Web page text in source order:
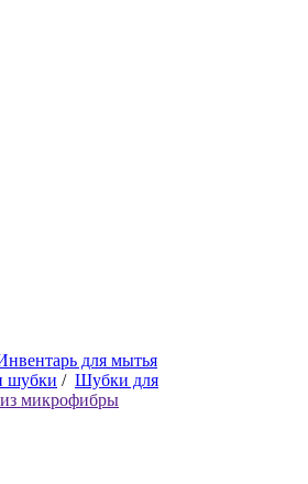
для мытья
шубки / Шубки для
микрофибры